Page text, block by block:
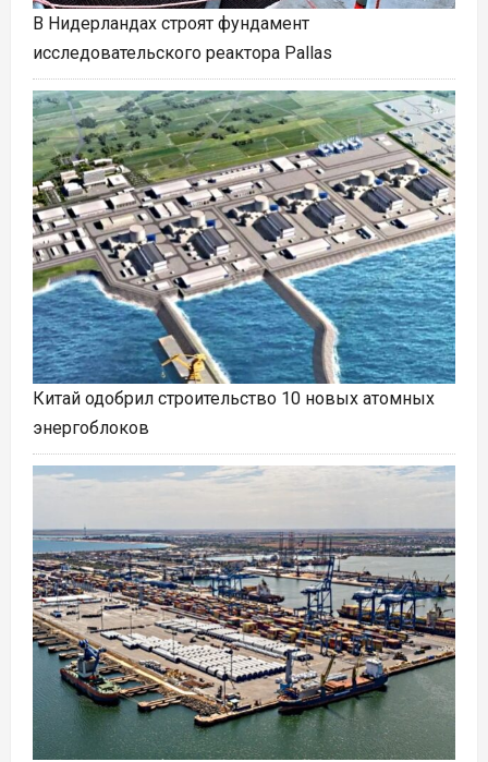
В Нидерландах строят фундамент
исследовательского реактора Pallas
Китай одобрил строительство 10 новых атомных
энергоблоков